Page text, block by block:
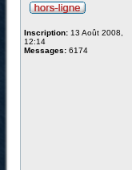
Inscription: 13 Août 2008,
12:14
Messages: 6174